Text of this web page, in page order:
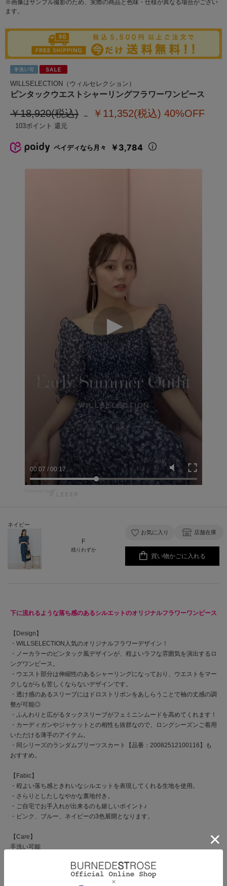
※画像はサンプル撮影のため、実際の商品と色味・仕様が異なる場合がござい
ます。
WILLSELECTION（ウィルセレクション）
ピンタックウエストシャーリングフラワーワンピース
￥18,920(税込) ￥11,352(税込) 40%OFF
20082515100117 83 00
103
00:07 / 00:17
ネイビー
F
残りわずか
お気に入り 店舗在庫
買い物かごに入れる
ペイディなら月々 ￥3,784
下に流れるような落ち感のあるシルエットのオリジナルフラワーワンピース
【Design】
・WILLSELECTION人気のオリジナルフラワーデザイン！
・ノーカラーのピンタック風デザインが、程よいラフな雰囲気を演出するロ
ングワンピース。
・ウエスト部分は伸縮性のあるシャーリングになっており、ウエストをマー
クしながらも苦しくならないデザインです。
・透け感のあるスリーブにはドロストリボンをあしらうことで袖の丈感の調
整が可能◎
・ふんわりと広がるタックスリーブがフェミニンムードを高めてくれます！
・カーディガンやジャケットとの相性も抜群なので、ロングシーズンご着用
いただける薄手のアイテム。
・同シリーズのランダムプリーツスカート【品番：20082512100116】も
おすすめ。
【Fabic】
・程よい落ち感ときれいなシルエットを表現してくれる生地を使用。
・さらりとしたしなやかな裏地付き。
・ご自宅でお手入れが出来るのも嬉しいポイント♪
・ピンク、ブルー、ネイビーの3色展開となります。
【Care】
手洗い可能